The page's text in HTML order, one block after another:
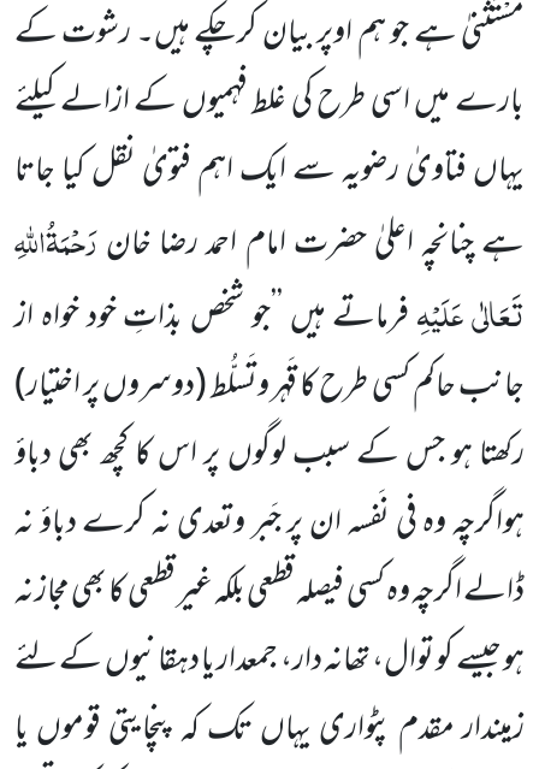
مُسْتَثنیٰ ہے جو ہم اوپر بیان کرچکے ہیں۔ رشوت کے
بارے میں اسی طرح کی غلط فہمیوں کے ازالے کیلئے
یہاں فتاویٰ رضویہ سے ایک اہم فتویٰ نقل کیا جاتا
ہے چنانچہ اعلیٰ حضرت امام احمد رضا خانرَحْمَۃُاللہِ
تَعَالٰی عَلَیْہِفرماتے ہیں ’’جو شخص بذاتِ خود خواہ از
جانب حاکم کسی طرح کا قَہر وتَسلُّط (دوسروں پر اختیار)
رکھتا ہو جس کے سبب لوگوں پر اس کا کچھ بھی دباؤ
ہواگرچہ وہ فی نَفسہ ان پر جَبر وتعدی نہ کرے دباؤ نہ
ڈالے اگرچہ وہ کسی فیصلہ قطعی بلکہ غیر قطعی کا بھی مجاز نہ
ہو جیسے کو توال، تھانہ دار، جمعدار یا دہقانیوں کے لئے
زمیندار مقدم پٹواری یہاں تک کہ پنچایتی قوموں یا